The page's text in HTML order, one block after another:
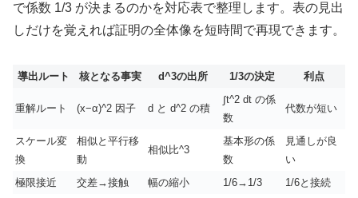
で係数 1/3 が決まるのかを対応表で整理します。表の見出
しだけを覚えれば証明の全体像を短時間で再現できます。
導出ルート 核となる事実 d^3の出所 1/3の決定 利点
重解ルート (x−α)^2 因子 d と d^2 の積
∫t^2 dt の係
数
代数が短い
スケール変
換
相似と平行移
動
相似比^3
基本形の係
数
見通しが良
い
極限接近
交差→接触 幅の縮小 1/6→1/3 1/6と接続